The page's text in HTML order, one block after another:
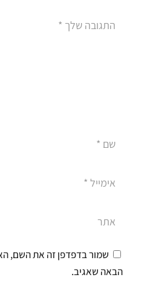
שמור בדפדפן זה את השם,
הבאה שאגיב.